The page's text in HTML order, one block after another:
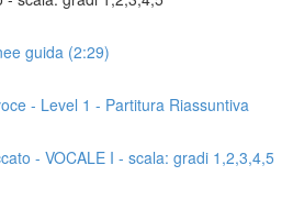
guida (2:29)
- Level 1 - Partitura Riassuntiva
- VOCALE I - scala: gradi 1,2,3,4,5